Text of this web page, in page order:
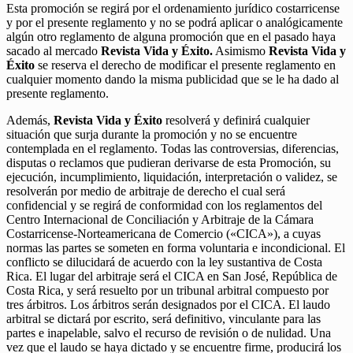
Esta promoción se regirá por el ordenamiento jurídico costarricense
y por el presente reglamento y no se podrá aplicar o analógicamente
algún otro reglamento de alguna promoción que en el pasado haya
sacado al mercado Revista Vida y Éxito. Asimismo Revista Vida y
Éxito se reserva el derecho de modificar el presente reglamento en
cualquier momento dando la misma publicidad que se le ha dado al
presente reglamento.
Además, Revista Vida y Éxito resolverá y definirá cualquier
situación que surja durante la promoción y no se encuentre
contemplada en el reglamento. Todas las controversias, diferencias,
disputas o reclamos que pudieran derivarse de esta Promoción, su
ejecución, incumplimiento, liquidación, interpretación o validez, se
resolverán por medio de arbitraje de derecho el cual será
confidencial y se regirá de conformidad con los reglamentos del
Centro Internacional de Conciliación y Arbitraje de la Cámara
Costarricense-Norteamericana de Comercio («CICA»), a cuyas
normas las partes se someten en forma voluntaria e incondicional. El
conflicto se dilucidará de acuerdo con la ley sustantiva de Costa
Rica. El lugar del arbitraje será el CICA en San José, República de
Costa Rica, y será resuelto por un tribunal arbitral compuesto por
tres árbitros. Los árbitros serán designados por el CICA. El laudo
arbitral se dictará por escrito, será definitivo, vinculante para las
partes e inapelable, salvo el recurso de revisión o de nulidad. Una
vez que el laudo se haya dictado y se encuentre firme, producirá los